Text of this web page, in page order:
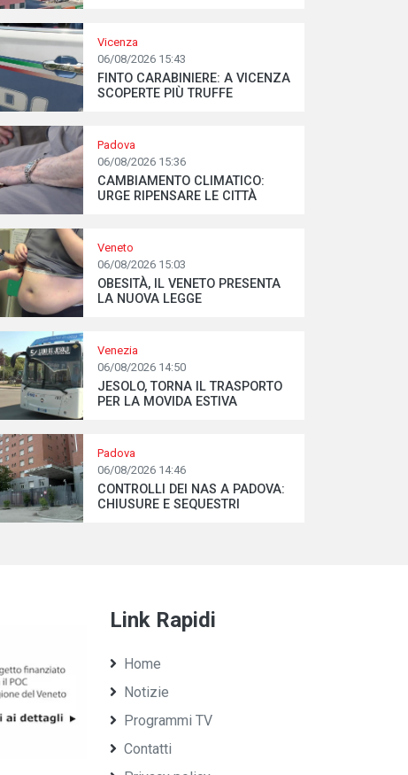
Vicenza
06/08/2026 15:43
FINTO CARABINIERE: A VICENZA
SCOPERTE PIÙ TRUFFE
Padova
06/08/2026 15:36
CAMBIAMENTO CLIMATICO:
URGE RIPENSARE LE CITTÀ
Veneto
06/08/2026 15:03
OBESITÀ, IL VENETO PRESENTA
LA NUOVA LEGGE
Venezia
06/08/2026 14:50
JESOLO, TORNA IL TRASPORTO
PER LA MOVIDA ESTIVA
Padova
06/08/2026 14:46
CONTROLLI DEI NAS A PADOVA:
CHIUSURE E SEQUESTRI
Link Rapidi
Home
Notizie
Programmi TV
Contatti